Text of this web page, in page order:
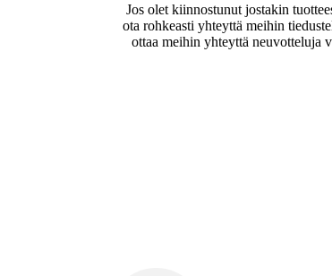
Jos olet kiinnostunut jostakin
ota rohkeasti yhteyttä meihin
ottaa meihin yhteyttä neuvotteluja